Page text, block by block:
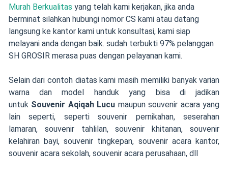
Murah Berkualitas yang telah kami kerjakan, jika anda
berminat silahkan hubungi nomor CS kami atau datang
langsung ke kantor kami untuk konsultasi, kami siap
melayani anda dengan baik. sudah terbukti 97% pelanggan
SH GROSIR merasa puas dengan pelayanan kami.
Selain dari contoh diatas kami masih memiliki banyak varian
warna dan model handuk yang bisa di jadikan
untuk Souvenir Aqiqah Lucu maupun souvenir acara yang
lain seperti, seperti souvenir pernikahan, seserahan
lamaran, souvenir tahlilan, souvenir khitanan, souvenir
kelahiran bayi, souvenir tingkepan, souvenir acara kantor,
souvenir acara sekolah, souvenir acara perusahaan, dll